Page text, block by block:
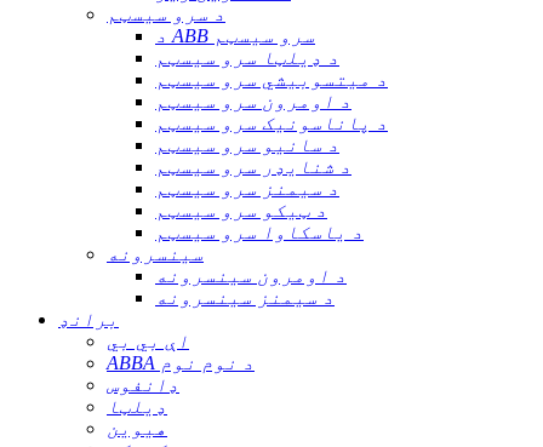
د سرو سیسټم
د ABB سرو سیسټم
د ډیلټا سرو سیسټم
د میتسوبیشي سرو سیسټم
د اومرون سرو سیسټم
د پاناسونیک سرو سیسټم
د سانیو سرو سیسټم
د شنایډر سرو سیسټم
د سیمنز سرو سیسټم
د ټیکو سرو سیسټم
د یاسکاوا سرو سیسټم
سینسرونه
د اومرون سینسرونه
د سیمنز سینسرونه
برانډ
اې بي بي
ABBA د نوم نوم
ډانفوس
ډیلټا
هیوین